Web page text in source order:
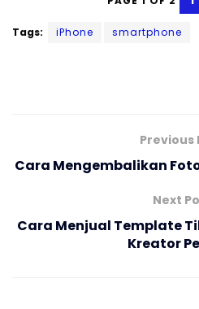
Tags: iPhone smartphone
Previous
Cara Mengembalikan
Next
Cara Menjual Template
Kreator